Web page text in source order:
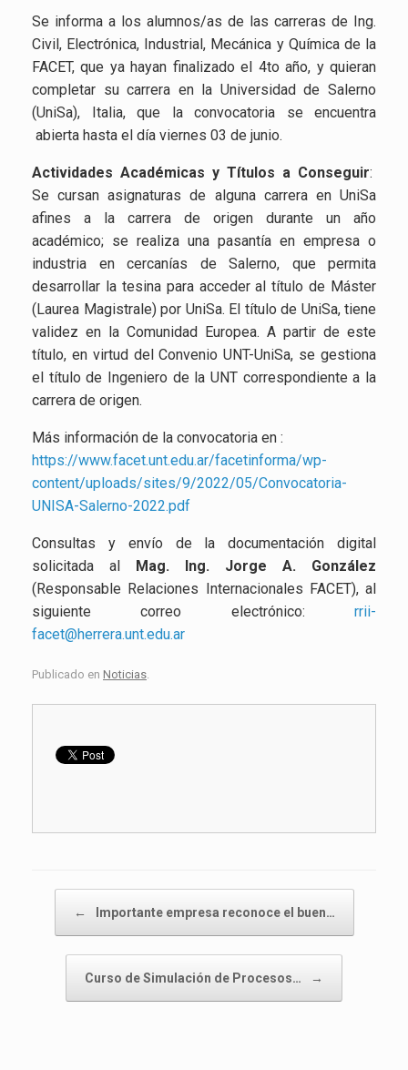
Se informa a los alumnos/as de las carreras de Ing.
Civil, Electrónica, Industrial, Mecánica y Química de la
FACET, que ya hayan finalizado el 4to año, y quieran
completar su carrera en la Universidad de Salerno
(UniSa), Italia, que la convocatoria se encuentra
abierta hasta el día viernes 03 de junio.
Actividades Académicas y Títulos a Conseguir:
Se cursan asignaturas de alguna carrera en UniSa
afines a la carrera de origen durante un año
académico; se realiza una pasantía en empresa o
industria en cercanías de Salerno, que permita
desarrollar la tesina para acceder al título de Máster
(Laurea Magistrale) por UniSa. El título de UniSa, tiene
validez en la Comunidad Europea. A partir de este
título, en virtud del Convenio UNT-UniSa, se gestiona
el título de Ingeniero de la UNT correspondiente a la
carrera de origen.
Más información de la convocatoria en :
https://www.facet.unt.edu.ar/facetinforma/wp-
content/uploads/sites/9/2022/05/Convocatoria-
UNISA-Salerno-2022.pdf
Consultas y envío de la documentación digital
solicitada al
Mag. Ing. Jorge A. González
(Responsable Relaciones Internacionales FACET), al
siguiente correo electrónico: rrii-
facet@herrera.unt.edu.ar
Publicado en Noticias
← Importante empresa reconoce el buen…
Curso de Simulación de Procesos… →